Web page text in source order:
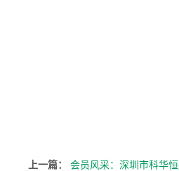
上一篇：
会员风采：深圳市科华